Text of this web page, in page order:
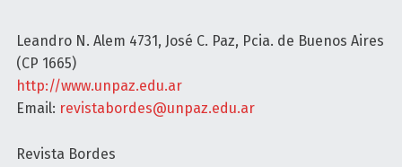
o
n
Leandro N. Alem 4731, José C. Paz, Pcia. de Buenos Aires
(CP 1665)
http://www.unpaz.edu.ar
Email: revistabordes@unpaz.edu.ar
Revista Bordes